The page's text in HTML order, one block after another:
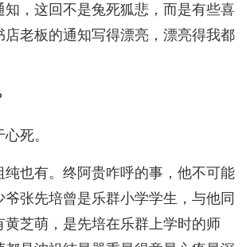
知，这回不是兔死狐悲，而是有些喜
店老板的通知写得漂亮，漂亮得我都
死。
纯也有。终阿贵咋呼的事，他不可能
张先培曾是乐群小学学生，与他同
黄芝萌，是先培在乐群上学时的师